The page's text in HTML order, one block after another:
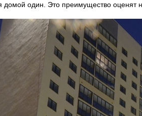
домой один. Это преимущество оценят